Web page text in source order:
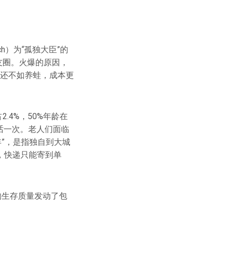
）为“孤独大臣”的
。火爆的原因，
不如养蛙，成本更
，50%年龄在
一次。老人们面临
，是指独自到大城
快递只能寄到单
存质量发动了包